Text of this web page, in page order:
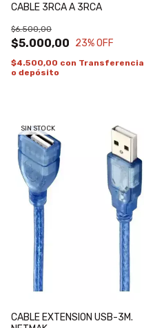
CABLE 3RCA A 3RCA
$5.000,00
$6.500,00
23% OFF
$4.500,00 con Transferencia
o depósito
SIN STOCK
CABLE EXTENSION USB-3M.